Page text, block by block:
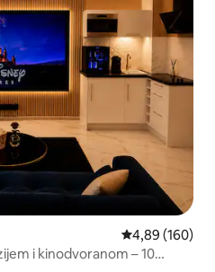
Prosječna
4,89 (160)
i kinodvoranom – 10